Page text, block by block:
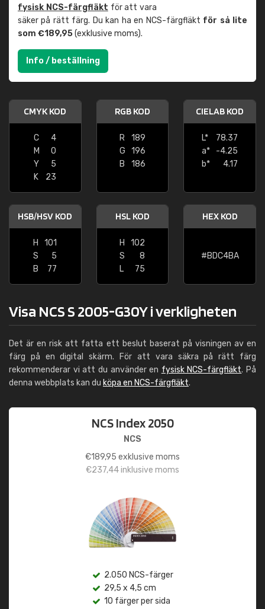
fysisk NCS-färgfläkt för att vara
säker på rätt färg. Du kan ha en NCS-färgfläkt för så lite
som €189,95(exklusive moms).
Info / beställning
CMYK KOD
C
4
M
0
Y
5
K
23
RGB KOD
R
189
G
196
B
186
CIELAB KOD
L*
78.37
a*
-4.25
b*
4.17
HSB/HSV KOD
H
101
S
5
B
77
HSL KOD
H
102
S
8
L
75
HEX KOD
#BDC4BA
Visa NCS S 2005-G30Y i verkligheten
Det är en risk att fatta ett beslut baserat på visningen av en
färg på en digital skärm. För att vara säkra på rätt färg
rekommenderar vi att du använder en fysisk NCS-färgfläkt. På
denna webbplats kan du köpa en NCS-färgfläkt.
NCS Index 2050
NCS
€189,95 exklusive moms
€237,44inklusive moms
2.050 NCS-färger
29,5 x 4,5 cm
10 färger per sida